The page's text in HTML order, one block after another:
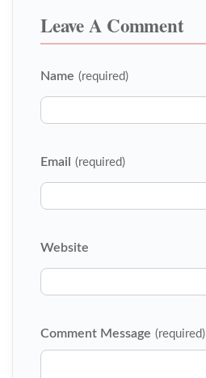
Leave A Comment
Name (required)
Email (required)
Website
Comment Message (required)